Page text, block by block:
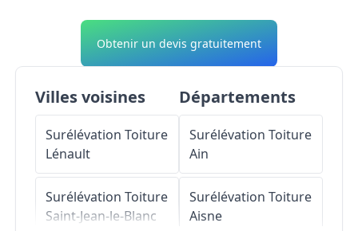
Obtenir un devis gratuitement
Villes voisines
Surélévation Toiture
Lénault
Surélévation Toiture
Saint-Jean-le-Blanc
Départements
Surélévation Toiture
Ain
Surélévation Toiture
Aisne